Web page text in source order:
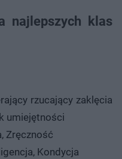
najlepszych klas
rzucający zaklęcia
umiejętności
Zręczność
Kondycja